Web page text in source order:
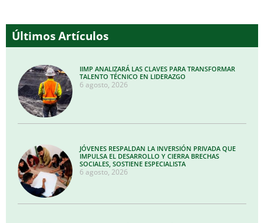
Últimos Artículos
IIMP ANALIZARÁ LAS CLAVES PARA TRANSFORMAR
TALENTO TÉCNICO EN LIDERAZGO
6 agosto, 2026
JÓVENES RESPALDAN LA INVERSIÓN PRIVADA QUE
IMPULSA EL DESARROLLO Y CIERRA BRECHAS
SOCIALES, SOSTIENE ESPECIALISTA
6 agosto, 2026